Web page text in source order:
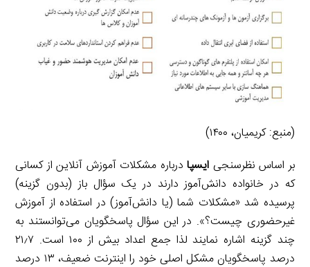
(منبع: کریمیان، ۱۴۰۰)
بر اساس نظرسنجی ایسپادرباره مشکلات آموزش آنلاین از کسانی
که در خانواده دانش‌آموز دارند در یک سؤال باز (بدون گزینه)
پرسیده شد «مشکلات شما (یا دانش‌آموز) در استفاده از آموزش
غیرحضوری چیست؟». در این سؤال پاسخگویان می‌توانستند به
چند گزینه اشاره نمایند لذا جمع اعداد بیش از ۱۰۰ است. ۲۱٫۷
درصد پاسخگویان مشکل اصلی خود را اینترنت ضعیف، ۱۳ درصد